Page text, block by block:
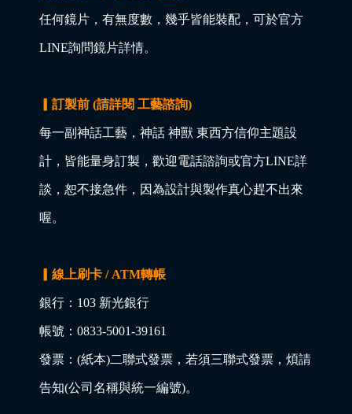
任何鏡片，有無度數，幾乎皆能裝配，可於官方
LINE詢問鏡片詳情。
▎訂製前 (請詳閱 工藝諮詢)
每一副神話工藝，神話 神獸 東西方信仰主題設
計，皆能量身訂製，歡迎電話諮詢或官方LINE詳
談，恕不接急件，因為設計與製作真心趕不出來
喔。
▎線上刷卡 / ATM轉帳
銀行：103 新光銀行
帳號：0833-5001-39161
發票：(紙本)二聯式發票，若須三聯式發票，煩請
告知(公司名稱與統一編號)。